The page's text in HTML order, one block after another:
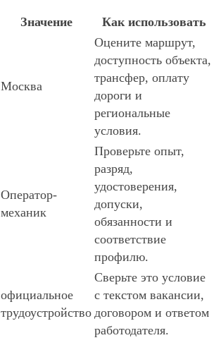
Значение Как использовать
Москва
Оцените маршрут,
доступность объекта,
трансфер, оплату
дороги и
региональные
условия.
Оператор-
механик
Проверьте опыт,
разряд,
удостоверения,
допуски,
обязанности и
соответствие
профилю.
официальное
трудоустройство
Сверьте это условие
с текстом вакансии,
договором и ответом
работодателя.